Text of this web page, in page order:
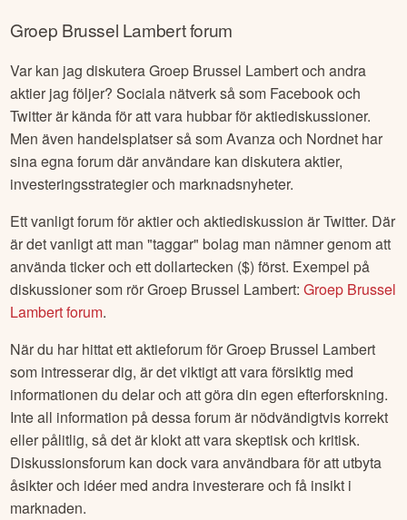
Groep Brussel Lambertforum
Var kan jag diskuteraGroep Brussel Lambertoch andra
aktier jag följer? Sociala nätverk så som Facebook och
Twitter är kända för att vara hubbar för aktiediskussioner.
Men även handelsplatser så som Avanza och Nordnet har
sina egna forum där användare kan diskutera aktier,
investeringsstrategier och marknadsnyheter.
Ett vanligt forum för aktier och aktiediskussion är Twitter. Där
är det vanligt att man "taggar" bolag man nämner genom att
använda ticker och ett dollartecken ($) först. Exempel på
diskussioner som rörGroep Brussel Lambert:Groep Brussel
Lambertforum.
När du har hittat ett aktieforum förGroep Brussel Lambert
som intresserar dig, är det viktigt att vara försiktig med
informationen du delar och att göra din egen efterforskning.
Inte all information på dessa forum är nödvändigtvis korrekt
eller pålitlig, så det är klokt att vara skeptisk och kritisk.
Diskussionsforum kan dock vara användbara för att utbyta
åsikter och idéer med andra investerare och få insikt i
marknaden.